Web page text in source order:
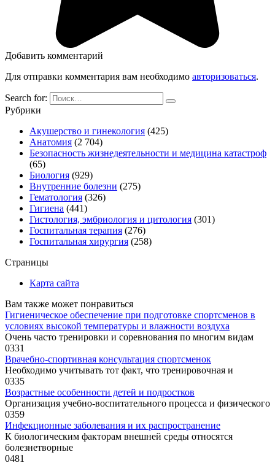
Добавить комментарий
Для отправки комментария вам необходимо авторизоваться.
Search for:
Рубрики
Акушерство и гинекология (425)
Анатомия (2 704)
Безопасность жизнедеятельности и медицина катастроф
(65)
Биология (929)
Внутренние болезни (275)
Гематология (326)
Гигиена (441)
Гистология, эмбриология и цитология (301)
Госпитальная терапия (276)
Госпитальная хирургия (258)
Страницы
Карта сайта
Вам также может понравиться
Гигиеническое обеспечение при подготовке спортсменов в
условиях высокой температуры и влажности воздуха
Очень часто тренировки и соревнования по многим видам
0331
Врачебно-спортивная консультация спортсменок
Необходимо учитывать тот факт, что тренировочная и
0335
Возрастные особенности детей и подростков
Организация учебно-воспитательного процесса и физического
0359
Инфекционные заболевания и их распространение
К биологическим факторам внешней среды относятся
болезнетворные
0481